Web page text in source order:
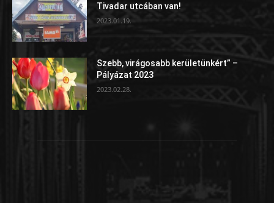
Tivadar utcában van!
2023.01.19.
Szebb, virágosabb kerületünkért” –
Pályázat 2023
2023.02.28.